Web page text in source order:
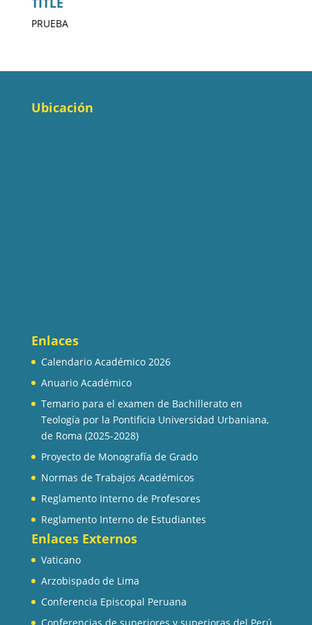
PRUEBA
Ubicación
Enlaces
Calendario Académico 2026
Anuario Académico
Temario para el examen de Bachillerato en
Teología por la Pontificia Universidad Urbaniana,
de Roma (2025-2028)
Proyecto de Monografía de Grado
Normas de Trabajos Académicos
Reglamento Interno de Profesores
Reglamento Interno de Estudiantes
Enlaces Externos
Vaticano
Arzobispado de Lima
Conferencia Episcopal Peruana